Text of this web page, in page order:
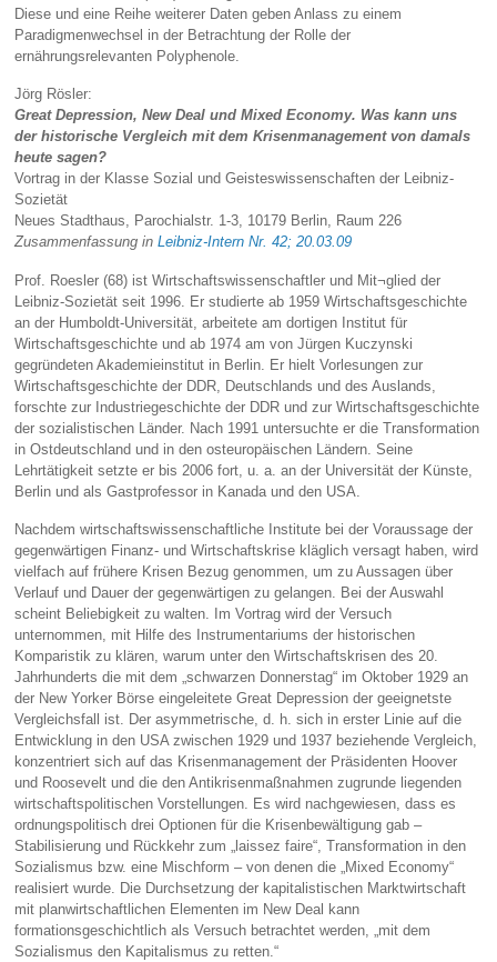
Diese und eine Reihe weiterer Daten geben Anlass zu einem
Paradigmenwechsel in der Betrachtung der Rolle der
ernährungsrelevanten Polyphenole.
Jörg Rösler:
Great Depression, New Deal und Mixed Economy. Was kann uns
der historische Vergleich mit dem Krisenmanagement von damals
heute sagen?
Vortrag in der Klasse Sozial und Geisteswissenschaften der Leibniz-
Sozietät
Neues Stadthaus, Parochialstr. 1-3, 10179 Berlin, Raum 226
Zusammenfassung inLeibniz-Intern Nr. 42; 20.03.09
Prof. Roesler (68) ist Wirtschaftswissenschaftler und Mit¬glied der
Leibniz-Sozietät seit 1996. Er studierte ab 1959 Wirtschaftsgeschichte
an der Humboldt-Universität, arbeitete am dortigen Institut für
Wirtschaftsgeschichte und ab 1974 am von Jürgen Kuczynski
gegründeten Akademieinstitut in Berlin. Er hielt Vorlesungen zur
Wirtschaftsgeschichte der DDR, Deutschlands und des Auslands,
forschte zur Industriegeschichte der DDR und zur Wirtschaftsgeschichte
der sozialistischen Länder. Nach 1991 untersuchte er die Transformation
in Ostdeutschland und in den osteuropäischen Ländern. Seine
Lehrtätigkeit setzte er bis 2006 fort, u. a. an der Universität der Künste,
Berlin und als Gastprofessor in Kanada und den USA.
Nachdem wirtschaftswissenschaftliche Institute bei der Voraussage der
gegenwärtigen Finanz- und Wirtschaftskrise kläglich versagt haben, wird
vielfach auf frühere Krisen Bezug genommen, um zu Aussagen über
Verlauf und Dauer der gegenwärtigen zu gelangen. Bei der Auswahl
scheint Beliebigkeit zu walten. Im Vortrag wird der Versuch
unternommen, mit Hilfe des Instrumentariums der historischen
Komparistik zu klären, warum unter den Wirtschaftskrisen des 20.
Jahrhunderts die mit dem „schwarzen Donnerstag“ im Oktober 1929 an
der New Yorker Börse eingeleitete Great Depression der geeignetste
Vergleichsfall ist. Der asymmetrische, d. h. sich in erster Linie auf die
Entwicklung in den USA zwischen 1929 und 1937 beziehende Vergleich,
konzentriert sich auf das Krisenmanagement der Präsidenten Hoover
und Roosevelt und die den Antikrisenmaßnahmen zugrunde liegenden
wirtschaftspolitischen Vorstellungen. Es wird nachgewiesen, dass es
ordnungspolitisch drei Optionen für die Krisenbewältigung gab –
Stabilisierung und Rückkehr zum „laissez faire“, Transformation in den
Sozialismus bzw. eine Mischform – von denen die „Mixed Economy“
realisiert wurde. Die Durchsetzung der kapitalistischen Marktwirtschaft
mit planwirtschaftlichen Elementen im New Deal kann
formationsgeschichtlich als Versuch betrachtet werden, „mit dem
Sozialismus den Kapitalismus zu retten.“